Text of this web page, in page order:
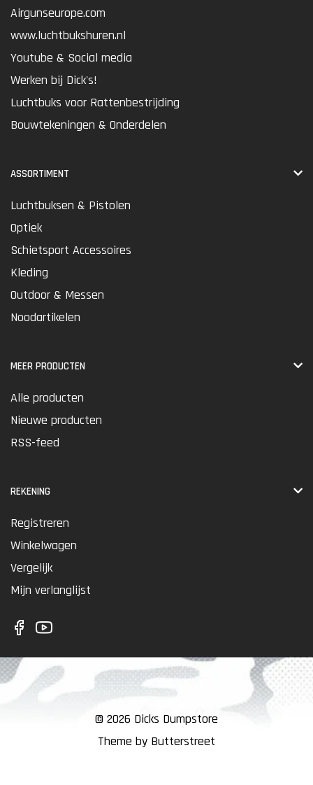
Airgunseurope.com
www.luchtbukshuren.nl
Youtube & Social media
Werken bij Dick's!
Luchtbuks voor Rattenbestrijding
Bouwtekeningen & Onderdelen
ASSORTIMENT
Luchtbuksen & Pistolen
Optiek
Schietsport Accessoires
Kleding
Outdoor & Messen
Noodartikelen
MEER PRODUCTEN
Alle producten
Nieuwe producten
RSS-feed
REKENING
Registreren
Winkelwagen
Vergelijk
Mijn verlanglijst
© 2026 Dicks Dumpstore
Theme by Butterstreet